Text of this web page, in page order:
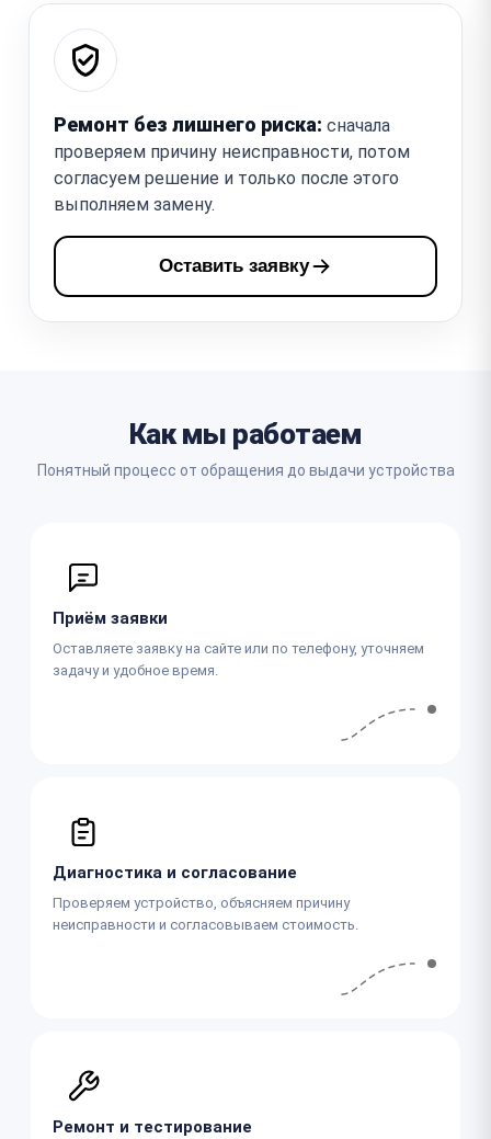
Ремонт без лишнего риска: сначала
проверяем причину неисправности, потом
согласуем решение и только после этого
выполняем замену.
Оставить заявку
Как мы работаем
Понятный процесс от обращения до выдачи устройства
Приём заявки
Оставляете заявку на сайте или по телефону, уточняем
задачу и удобное время.
Диагностика и согласование
Проверяем устройство, объясняем причину
неисправности и согласовываем стоимость.
Ремонт и тестирование